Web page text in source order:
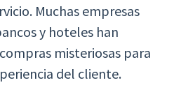
Muchas empresas
y hoteles han
misteriosas para
del cliente.